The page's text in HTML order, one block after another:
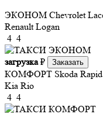
ЭКОНОМ Chevrolet
Renault Logan
4 4
загрузка₽ Заказать
КОМФОРТ Skoda Rapid
Kia Rio
4 4